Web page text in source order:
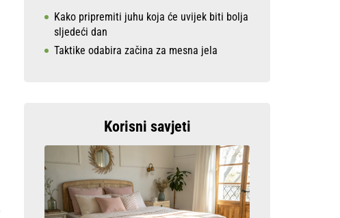
Kako pripremiti juhu koja će uvijek biti bolja
sljedeći dan
Taktike odabira začina za mesna jela
Korisni savjeti